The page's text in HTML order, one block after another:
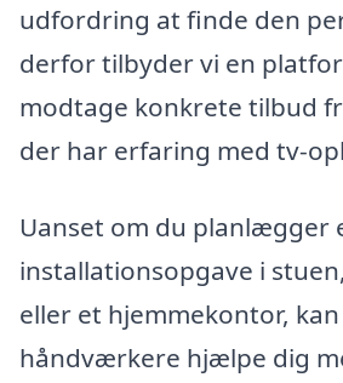
udfordring at finde den
derfor tilbyder vi en
modtage konkrete tilbud
der har erfaring med tv-
Uanset om du planlægger
installationsopgave i
eller et hjemmekontor,
håndværkere hjælpe dig